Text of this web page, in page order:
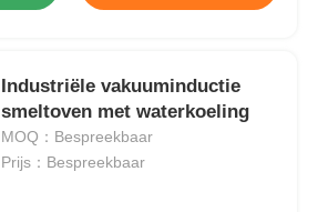
Industriële vakuuminductie
smeltoven met waterkoeling
MOQ：Bespreekbaar
Prijs：Bespreekbaar